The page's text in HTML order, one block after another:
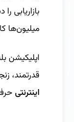
بازاریابی
میلیون‌ها
اپلیکیشن
قدرتمند،
اینترنتی